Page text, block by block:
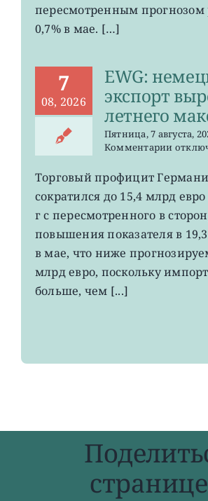
пересмотренным прогнозом
0,7% в мае. […]
7
08, 2026
EWG:
экспорт
летнего
Пятница, 7 августа,
Комментариик
EWG:
вырос
4-
Торговый профицит
сократился до 15,4 млрд
г с пересмотренного в
повышения показателя в
в мае, что ниже
млрд евро, поскольку
больше, чем [...]